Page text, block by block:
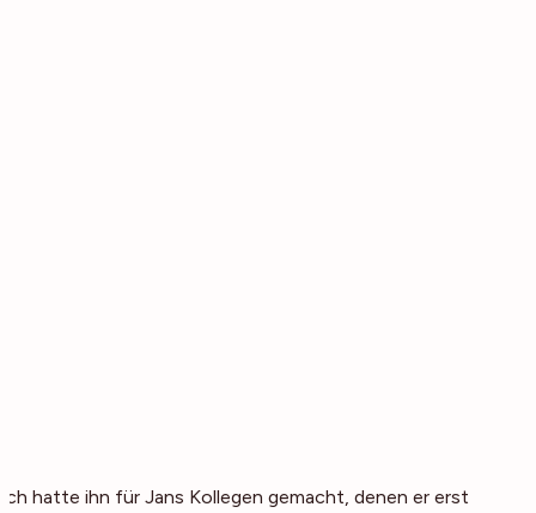
Ich hatte ihn für Jans Kollegen gemacht, denen er erst